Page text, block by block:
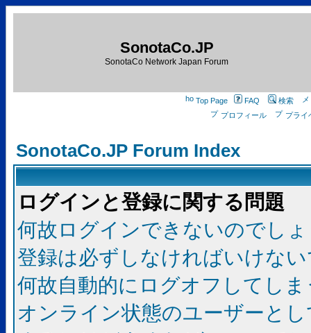
SonotaCo.JP
SonotaCo Network Japan Forum
Top Page FAQ
検索
プロフィール
プライ
SonotaCo.JP Forum Index
ログインと登録に関する問題
何故ログインできないのでし
登録は必ずしなければいけな
何故自動的にログオフしてし
オンライン状態のユーザーと